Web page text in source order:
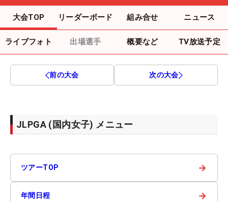
大会TOP リーダーボード 組み合せ ニュース
ライブフォト 出場選手 概要など TV放送予定
前の大会 次の大会
JLPGA (国内女子) メニュー
ツアーTOP →
年間日程 →